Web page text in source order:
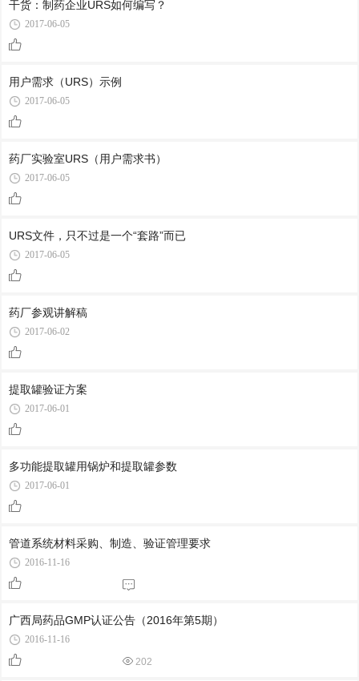
干货：制药企业URS如何编写？
2017-06-05
用户需求（URS）示例
2017-06-05
药厂实验室URS（用户需求书）
2017-06-05
URS文件，只不过是一个“套路”而已
2017-06-05
药厂参观讲解稿
2017-06-02
提取罐验证方案
2017-06-01
多功能提取罐用锅炉和提取罐参数
2017-06-01
管道系统材料采购、制造、验证管理要求
2016-11-16
广西局药品GMP认证公告（2016年第5期）
2016-11-16
202